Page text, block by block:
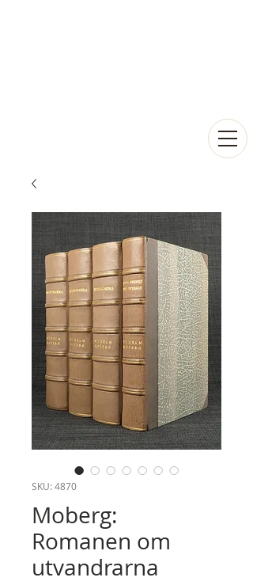
SKU: 4870
Moberg:
Romanen om
utvandrarna